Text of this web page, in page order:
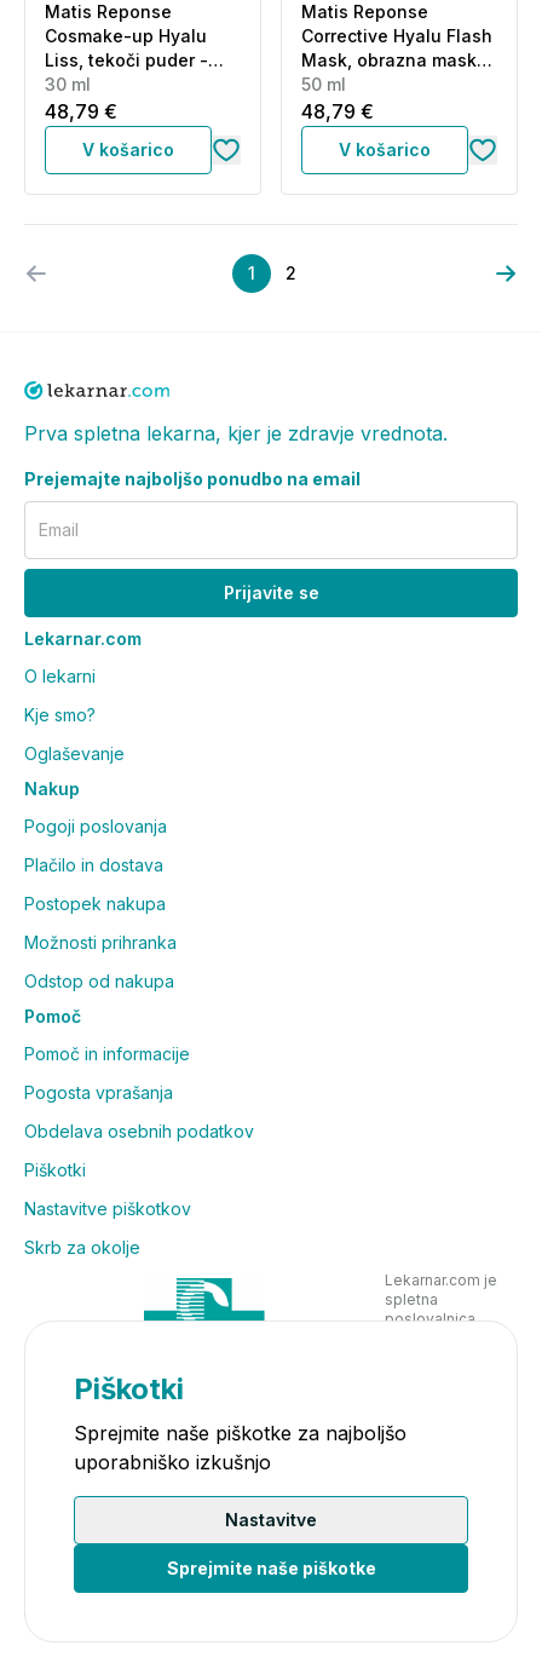
Matis Reponse
Cosmake-up Hyalu
Liss, tekoči puder -
srednji odtenek -
Medium (30 ml)
30 ml
48,79 €
V košarico
Matis Reponse
Corrective Hyalu Flash
Mask, obrazna maska
(50 ml)
50 ml
48,79 €
V košarico
1 2
Prva spletna lekarna, kjer je zdravje vrednota.
Prejemajte najboljšo ponudbo na email
Email
Prijavite se
Lekarnar.com
O lekarni
Kje smo?
Oglaševanje
Nakup
Pogoji poslovanja
Plačilo in dostava
Postopek nakupa
Možnosti prihranka
Odstop od nakupa
Pomoč
Pomoč in informacije
Pogosta vprašanja
Obdelava osebnih podatkov
Piškotki
Nastavitve piškotkov
Skrb za okolje
Lekarnar.com je
spletna
poslovalnica
Piškotki
Sprejmite naše piškotke za najboljšo
uporabniško izkušnjo
Nastavitve
Sprejmite naše piškotke